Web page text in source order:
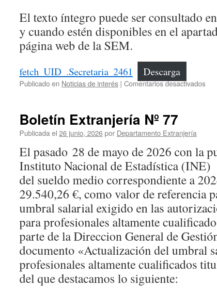
El texto íntegro puede ser consultado
y cuando estén disponibles en el
página web de la SEM.
fetch_UID_.Secretaria_2461 Descarga
Publicado en Noticias de interés | Comentarios desactivadosen
Boletín Extranjería Nº 77
Publicada el 26 junio, 2026por Departamento Extranjería
El pasado 28 de mayo de 2026 con la
Instituto Nacional de Estadística (INE)
del sueldo medio correspondiente a
29.540,26 €, como valor de referencia
umbral salarial exigido en las
para profesionales altamente
parte de la Direccion General de
documento «Actualización del umbral
profesionales altamente cualificados
del que destacamos lo siguiente: